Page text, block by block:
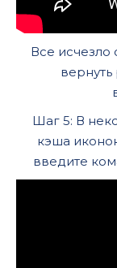
Все исчезло
Шаг 5: В
кэша
введите